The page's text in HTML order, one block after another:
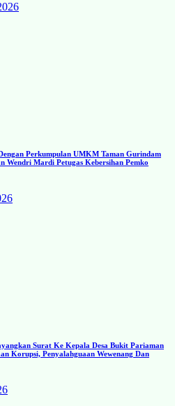
Perkumpulan UMKM Taman Gurindam
Wendri Mardi Petugas Kebersihan Pemko
Surat Ke Kepala Desa Bukit Pariaman
Korupsi, Penyalahguaan Wewenang Dan